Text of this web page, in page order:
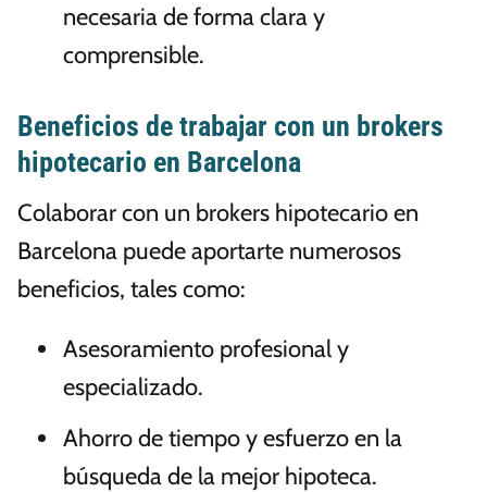
necesaria de forma clara y
comprensible.
Beneficios de trabajar con un brokers
hipotecario en Barcelona
Colaborar con un brokers hipotecario en
Barcelona puede aportarte numerosos
beneficios, tales como:
Asesoramiento profesional y
especializado.
Ahorro de tiempo y esfuerzo en la
búsqueda de la mejor hipoteca.